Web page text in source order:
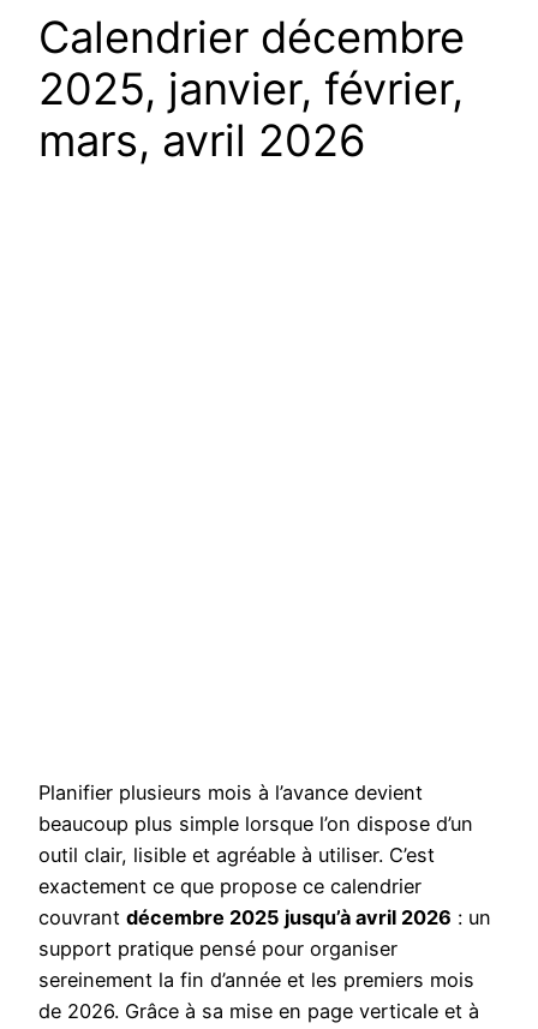
Calendrier décembre
2025, janvier, février,
mars, avril 2026
Planifier plusieurs mois à l’avance devient
beaucoup plus simple lorsque l’on dispose d’un
outil clair, lisible et agréable à utiliser. C’est
exactement ce que propose ce calendrier
couvrant décembre 2025 jusqu’à avril 2026 : un
support pratique pensé pour organiser
sereinement la fin d’année et les premiers mois
de 2026. Grâce à sa mise en page verticale et à